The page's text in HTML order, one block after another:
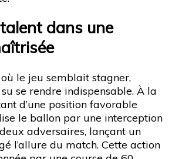
dans une
le jeu semblait stagner,
se rendre indispensable. À la
d’une position favorable
le ballon par une interception
adversaires, lançant un
l’allure du match. Cette action